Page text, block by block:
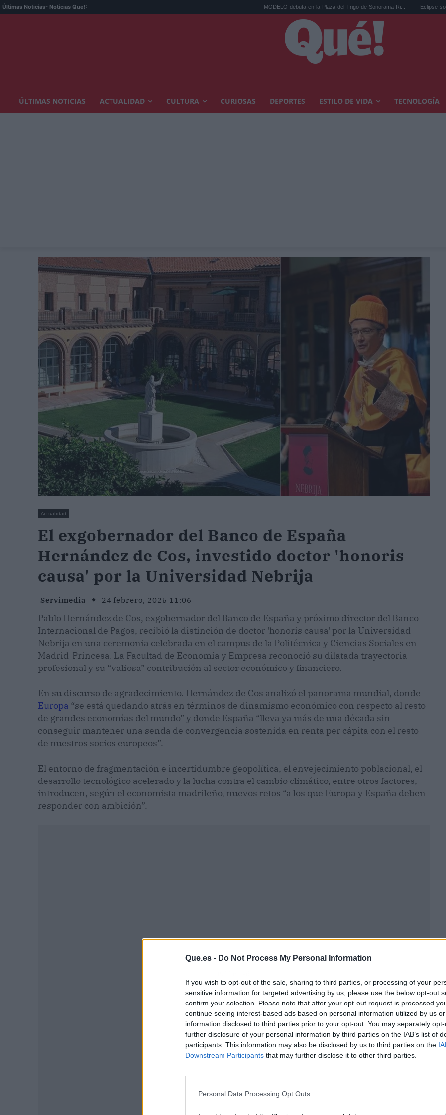
Que.es - Do Not Process My Personal Information
If you wish to opt-out of the sale, sharing to third parties, or processing of your
sensitive information for targeted advertising by us, please use the below opt-out
confirm your selection. Please note that after your opt-out request is processed
continue seeing interest-based ads based on personal information utilized by us
information disclosed to third parties prior to your opt-out. You may separately
further disclosure of your personal information by third parties on the IAB’s list of
participants. This information may also be disclosed by us to third parties on the
Downstream Participants that may further disclose it to other third parties.
Personal Data Processing Opt Outs
Últimas Noticias- Noticias Que!: MODELO debuta en la Plaza del Trigo de Sonorama Ri... Eclipse solar en Cariñena del 12
ÚLTIMAS NOTICIAS ACTUALIDAD CULTURA CURIOSAS DEPORTES ESTILO DE VIDA TECNOLOGÍA
Actualidad
El exgobernador del Banco de España
Hernández de Cos, investido doctor 'honoris
causa' por la Universidad Nebrija
Servimedia 24 febrero, 2025 11:06
Pablo Hernández de Cos, exgobernador del Banco de España y próximo director del Banco
Internacional de Pagos, recibió la distinción de doctor 'honoris causa' por la Universidad
Nebrija en una ceremonia celebrada en el campus de la Politécnica y Ciencias Sociales en
Madrid-Princesa. La Facultad de Economía y Empresa reconoció su dilatada trayectoria
profesional y su “valiosa” contribución al sector económico y financiero.
En su discurso de agradecimiento. Hernández de Cos analizó el panorama mundial, donde
Europa “se está quedando atrás en términos de dinamismo económico con respecto al resto
de grandes economías del mundo” y donde España “lleva ya más de una década sin
conseguir mantener una senda de convergencia sostenida en renta per cápita con el resto
de nuestros socios europeos”.
El entorno de fragmentación e incertidumbre geopolítica, el envejecimiento poblacional, el
desarrollo tecnológico acelerado y la lucha contra el cambio climático, entre otros factores,
introducen, según el economista madrileño, nuevos retos “a los que Europa y España deben
responder con ambición”.